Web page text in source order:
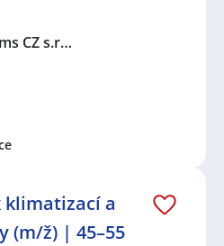
CZ s.r…
a
(m/ž) | 45–55